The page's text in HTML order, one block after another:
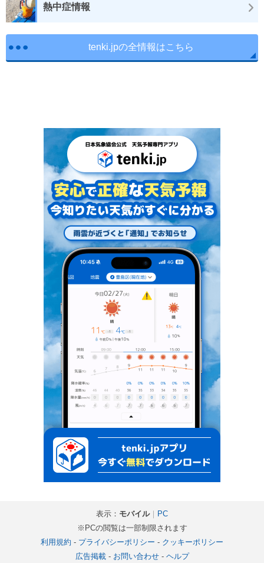
熱中症情報
tenki.jpの全情報はこちら
表示： モバイル｜ PC
※PCの閲覧は一部制限されます
利用規約 - プライバシーポリシー - クッキーポリシー
広告掲載- お問い合わせ- ヘルプ